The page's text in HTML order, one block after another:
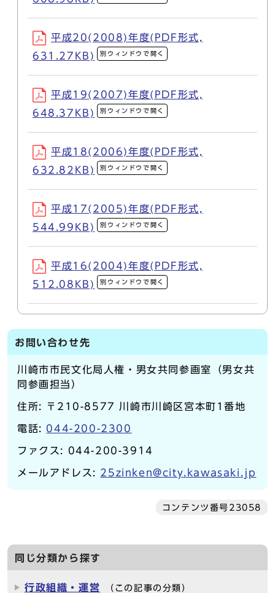
平成20(2008)年度(PDF形式,
631.27KB)
別ウィンドウで開く
平成19(2007)年度(PDF形式,
648.37KB)
別ウィンドウで開く
平成18(2006)年度(PDF形式,
632.82KB)
別ウィンドウで開く
平成17(2005)年度(PDF形式,
544.99KB)
別ウィンドウで開く
平成16(2004)年度(PDF形式,
512.08KB)
別ウィンドウで開く
お問い合わせ先
川崎市市民文化局人権・男女共同参画室（男女共
同参画担当）
住所: 〒210-8577 川崎市川崎区宮本町1番地
電話: 044-200-2300
ファクス: 044-200-3914
メールアドレス: 25zinken@city.kawasaki.jp
コンテンツ番号23058
同じ分類から探す
行政組織・運営 （この記事の分類）